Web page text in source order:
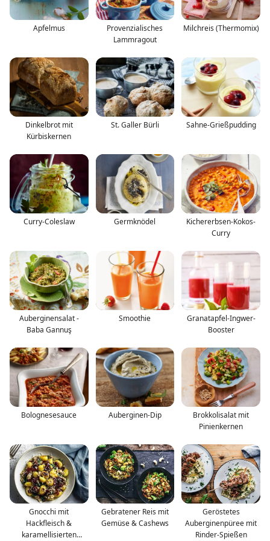
Apfelmus
Provenzialisches
Lammragout
Milchreis (Thermomix)
Dinkelbrot mit
Kürbiskernen
St. Galler Bürli Sahne-Grießpudding
Curry-Coleslaw Germknödel
Kichererbsen-Kokos-
Curry
Auberginensalat -
Baba Gannuş
Smoothie
Granatapfel-Ingwer-
Booster
Bolognesesauce Auberginen-Dip
Brokkolisalat mit
Pinienkernen
Gnocchi mit
Hackfleisch &
karamellisierten
Gebratener Reis mit
Gemüse & Cashews
Geröstetes
Auberginenpüree mit
Rinder-Spießen